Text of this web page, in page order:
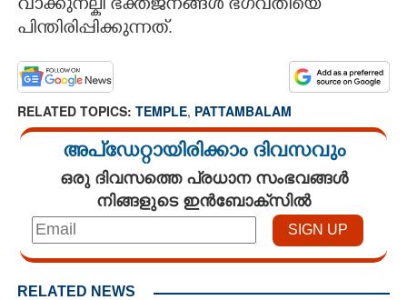
വാക്കുനല്കി ഭക്തജനങ്ങൾ ഭഗവതിയെ
പിന്തിരിപ്പിക്കുന്നത്.
RELATED TOPICS: TEMPLE, PATTAMBALAM
അപ്ഡേറ്റായിരിക്കാം ദിവസവും
ഒരു ദിവസത്തെ പ്രധാന സംഭവങ്ങൾ
നിങ്ങളുടെ ഇൻബോക്സിൽ
RELATED NEWS